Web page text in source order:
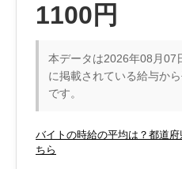
1100円
本データは2026年08月07
に掲載されている給与か
です。
バイトの時給の平均は？都道
ちら